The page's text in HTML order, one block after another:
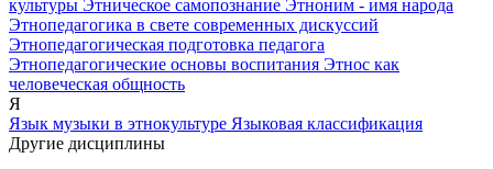
культуры Этническое самопознание Этноним - имя народа
Этнопедагогика в свете современных дискуссий
Этнопедагогическая подготовка педагога
Этнопедагогические основы воспитания Этнос как
человеческая общность
Я
Язык музыки в этнокультуре Языковая классификация
Другие дисциплины